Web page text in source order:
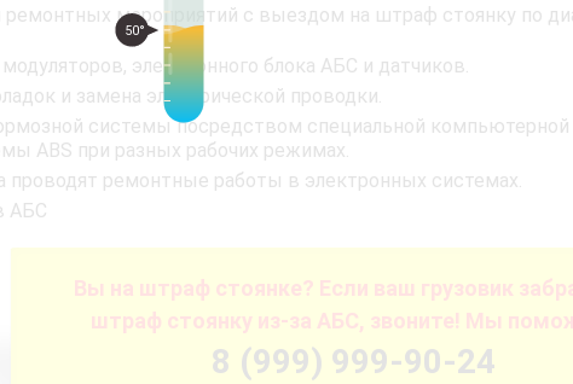
50°
ремонтных мероприятий с выездом на штраф стоянку по
электронного блока АБС и датчиков.
и замена электрической проводки.
системы посредством специальной
ABS при разных рабочих режимах.
проводят ремонтные работы в электронных системах.
АБС
Вы на штраф стоянке? Если ваш грузовик
штраф стоянку из-за АБС, звоните! Мы
8 (999) 999-90-24